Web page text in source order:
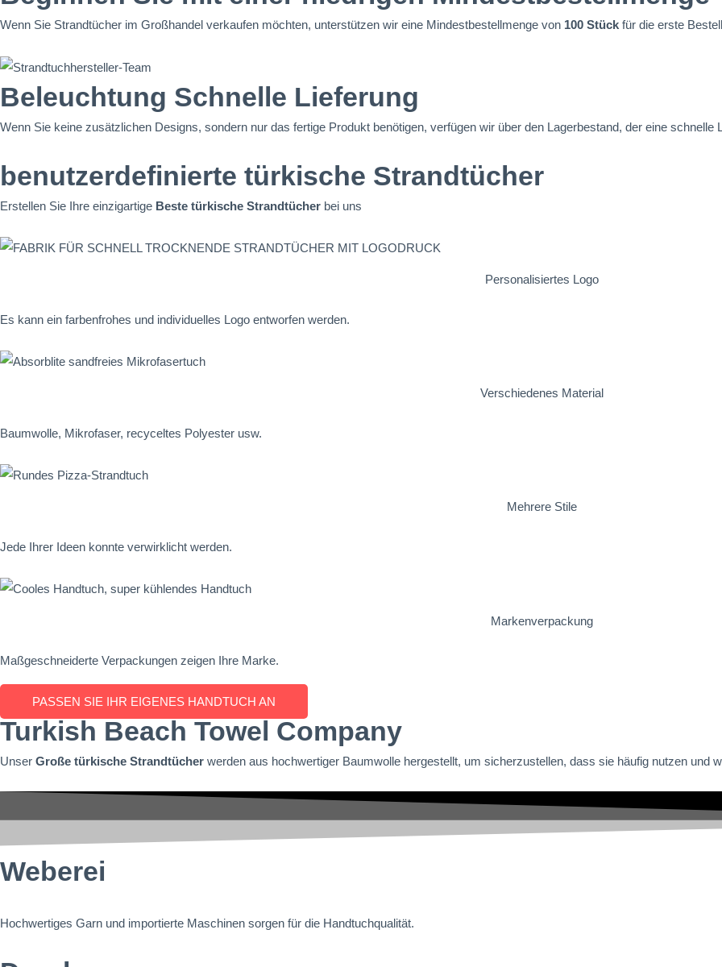
Wenn Sie Strandtücher im Großhandel verkaufen möchten, unterstützen wir eine Mindestbestellmenge von 100 Stück für die erste
Beleuchtung Schnelle Lieferung
Wenn Sie keine zusätzlichen Designs, sondern nur das fertige Produkt benötigen, verfügen wir über den Lagerbestand, der eine schnelle
benutzerdefinierte türkische Strandtücher
Erstellen Sie Ihre einzigartige Beste türkische Strandtücher bei uns
Personalisiertes Logo
Es kann ein farbenfrohes und individuelles Logo entworfen werden.
Verschiedenes Material
Baumwolle, Mikrofaser, recyceltes Polyester usw.
Mehrere Stile
Jede Ihrer Ideen konnte verwirklicht werden.
Markenverpackung
Maßgeschneiderte Verpackungen zeigen Ihre Marke.
PASSEN SIE IHR EIGENES HANDTUCH AN
Turkish Beach Towel Company
Unser Große türkische Strandtücher werden aus hochwertiger Baumwolle hergestellt, um sicherzustellen, dass sie häufig nutzen und
Weberei
Hochwertiges Garn und importierte Maschinen sorgen für die Handtuchqualität.